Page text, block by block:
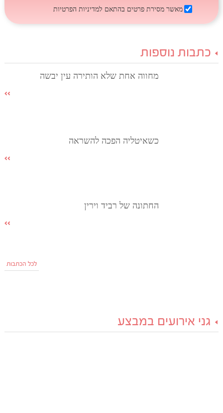
מאשר מסירת פרטים בהתאם למדיניות הפרטיות
כתבות נוספות
מחווה אחת שלא הותירה עין יבשה
כשאיטליה הפכה להשראה
החתונה של רביד וירין
לכל הכתבות
גני אירועים במבצע